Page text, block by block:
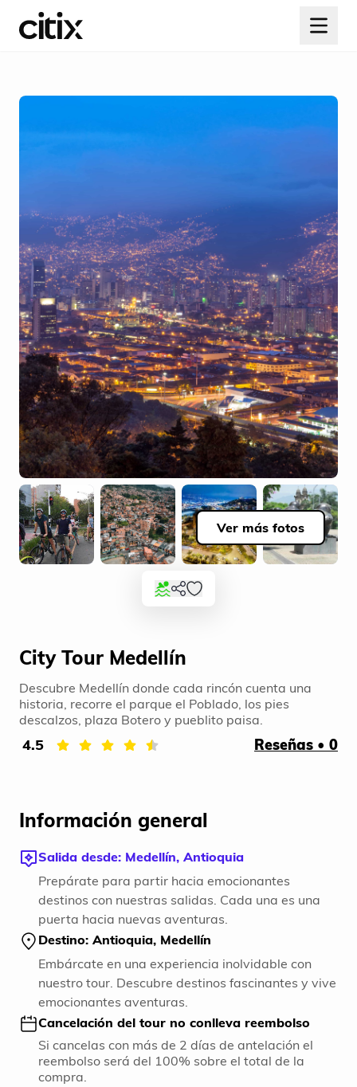
Ver más fotos
City Tour Medellín
Descubre Medellín donde cada rincón cuenta una
historia, recorre el parque el Poblado, los pies
descalzos, plaza Botero y pueblito paisa.
4.5 Reseñas • 0
Información general
Salida desde: Medellín, Antioquia
Prepárate para partir hacia emocionantes
destinos con nuestras salidas. Cada una es una
puerta hacia nuevas aventuras.
Destino: Antioquia, Medellín
Embárcate en una experiencia inolvidable con
nuestro tour. Descubre destinos fascinantes y vive
emocionantes aventuras.
Cancelación del tour no conlleva reembolso
Si cancelas con más de 2 días de antelación el
reembolso será del 100% sobre el total de la
compra.